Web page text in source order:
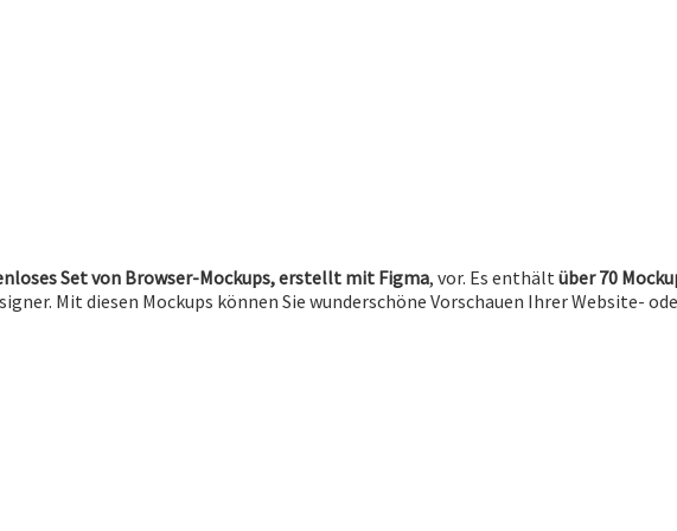
Set von Browser-Mockups, erstellt mit Figma, vor. Es enthältüber 70
Mit diesen Mockups können Sie wunderschöne Vorschauen Ihrer Website-